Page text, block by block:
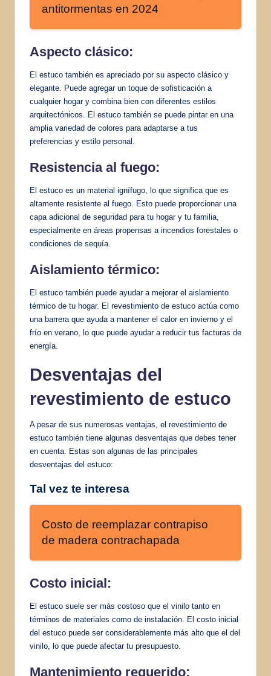
antitormentas en 2024
Aspecto clásico:
El estuco también es apreciado por su aspecto clásico y
elegante. Puede agregar un toque de sofisticación a
cualquier hogar y combina bien con diferentes estilos
arquitectónicos. El estuco también se puede pintar en una
amplia variedad de colores para adaptarse a tus
preferencias y estilo personal.
Resistencia al fuego:
El estuco es un material ignífugo, lo que significa que es
altamente resistente al fuego. Esto puede proporcionar una
capa adicional de seguridad para tu hogar y tu familia,
especialmente en áreas propensas a incendios forestales o
condiciones de sequía.
Aislamiento térmico:
El estuco también puede ayudar a mejorar el aislamiento
térmico de tu hogar. El revestimiento de estuco actúa como
una barrera que ayuda a mantener el calor en invierno y el
frío en verano, lo que puede ayudar a reducir tus facturas de
energía.
Desventajas del
revestimiento de estuco
A pesar de sus numerosas ventajas, el revestimiento de
estuco también tiene algunas desventajas que debes tener
en cuenta. Estas son algunas de las principales
desventajas del estuco:
Tal vez te interesa
Costo de reemplazar contrapiso
de madera contrachapada
Costo inicial:
El estuco suele ser más costoso que el vinilo tanto en
términos de materiales como de instalación. El costo inicial
del estuco puede ser considerablemente más alto que el del
vinilo, lo que puede afectar tu presupuesto.
Mantenimiento requerido: